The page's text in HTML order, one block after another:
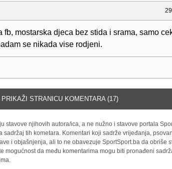
fb, mostarska djeca bez stida i srama, samo
se nikada vise rodjeni.
PRIKAŽI STRANICU KOMENTARA (17)
stavove njihovih autora/ica, a ne nužno i stavove portala
sadržaj tih kometara. Komentari koji sadrže vrijeđanja,
i objašnjenja, ali to ne obavezuje SportSport.ba da obriše
mogućnost da među komentarima mogu biti pronađeni